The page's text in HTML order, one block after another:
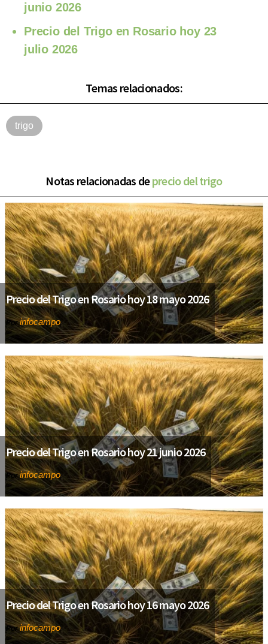
junio 2026
Precio del Trigo en Rosario hoy 23
julio 2026
Temas relacionados:
trigo
Notas relacionadas deprecio del trigo
Precio del Trigo en Rosario hoy 18 mayo 2026
Porinfocampo
Precio del Trigo en Rosario hoy 21 junio 2026
Porinfocampo
Precio del Trigo en Rosario hoy 16 mayo 2026
Porinfocampo